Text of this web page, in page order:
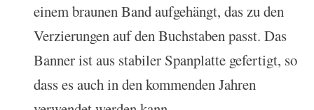
einem braunen Band aufgehängt, das zu den
Verzierungen auf den Buchstaben passt. Das
Banner ist aus stabiler Spanplatte gefertigt, so
dass es auch in den kommenden Jahren